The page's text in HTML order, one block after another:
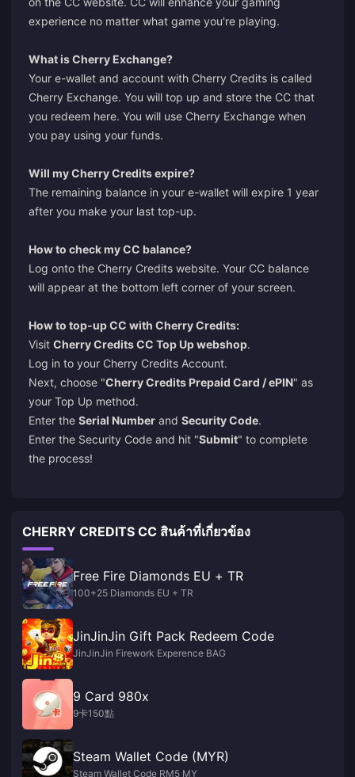
experience no matter what game you're playing.
What is Cherry Exchange?
Your e-wallet and account with Cherry Credits is called
Cherry Exchange. You will top up and store the CC that
you redeem here. You will use Cherry Exchange when
you pay using your funds.
Will my Cherry Credits expire?
The remaining balance in your e-wallet will expire 1 year
after you make your last top-up.
How to check my CC balance?
Log onto the Cherry Credits website. Your CC balance
will appear at the bottom left corner of your screen.
How to top-up CC with Cherry Credits:
Visit Cherry Credits CC Top Up webshop.
Log in to your Cherry Credits Account.
Next, choose "Cherry Credits Prepaid Card / ePIN" as
your Top Up method.
Enter the Serial Number and Security Code.
Enter the Security Code and hit "Submit" to complete
the process!
CHERRY CREDITS CC สินค้าที่เกี่ยวข้อง
Free Fire Diamonds EU + TR
100+25 Diamonds EU + TR
JinJinJin Gift Pack Redeem Code
JinJinJin Firework Experence BAG
9 Card 980x
9卡150點
Steam Wallet Code (MYR)
Steam Wallet Code RM5 MY